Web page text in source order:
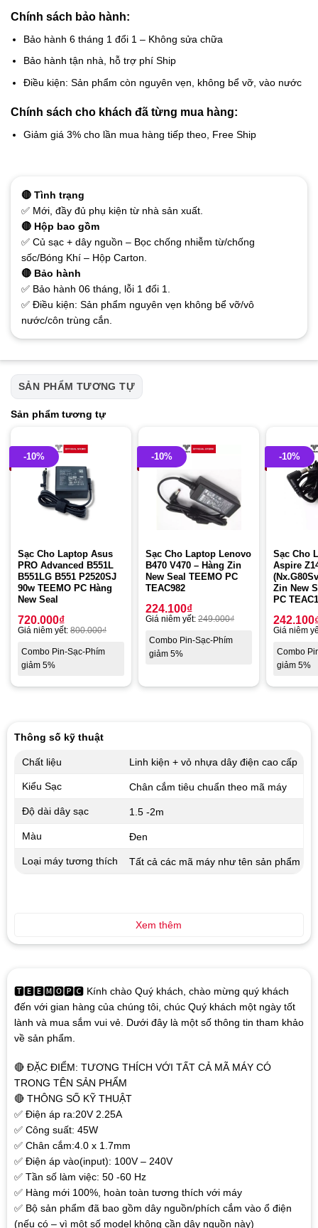
Chính sách bảo hành:
Bảo hành 6 tháng 1 đổi 1 – Không sửa chữa
Bảo hành tận nhà, hỗ trợ phí Ship
Điều kiện: Sản phẩm còn nguyên vẹn, không bể vỡ, vào nước
Chính sách cho khách đã từng mua hàng:
Giảm giá 3% cho lần mua hàng tiếp theo, Free Ship
🔴 Tình trạng
✅ Mới, đầy đủ phụ kiện từ nhà sản xuất.
🔴 Hộp bao gồm
✅ Củ sạc + dây nguồn – Bọc chống nhiễm từ/chống
sốc/Bóng Khí – Hộp Carton.
🔴 Bảo hành
✅ Bảo hành 06 tháng, lỗi 1 đổi 1.
✅ Điều kiện: Sản phẩm nguyên vẹn không bể vỡ/vô
nước/côn trùng cắn.
SẢN PHẨM TƯƠNG TỰ
Sản phẩm tương tự
-10%
Sạc Cho Laptop Asus
PRO Advanced B551L
B551LG B551 P2520SJ
90w TEEMO PC Hàng
New Seal
720.000₫
Giá niêm yết: 800.000₫
Combo Pin-Sạc-Phím
giảm 5%
-10%
Sạc Cho Laptop Lenovo
B470 V470 – Hàng Zin
New Seal TEEMO PC
TEAC982
224.100₫
Giá niêm yết: 249.000₫
Combo Pin-Sạc-Phím
giảm 5%
-10%
Sạc Cho
Aspire
Zin New
PC
242.100
Giá niêm
Combo
giảm 5%
🆃🅴🅴🅼🅾🅿🅲 Kính chào Quý khách, chào mừng quý khách
đến với gian hàng của chúng tôi, chúc Quý khách một ngày tốt
lành và mua sắm vui vẻ. Dưới đây là một số thông tin tham khảo
về sản phẩm.
🔴 ĐẶC ĐIỂM: TƯƠNG THÍCH VỚI TẤT CẢ MÃ MÁY CÓ
TRONG TÊN SẢN PHẨM
🔴 THÔNG SỐ KỸ THUẬT
✅ Điện áp ra:20V 2.25A
✅ Công suất: 45W
✅ Chân cắm:4.0 x 1.7mm
✅ Điện áp vào(input): 100V – 240V
✅ Tần số làm việc: 50 -60 Hz
✅ Hàng mới 100%, hoàn toàn tương thích với máy
✅ Bộ sản phẩm đã bao gồm dây nguồn/phích cắm vào ổ điện
(nếu có – vì một số model không cần dây nguồn này)
Thông số kỹ thuật
Chất liệu Linh kiện + vỏ nhựa dây điện cao cấp
Kiểu Sạc Chân cắm tiêu chuẩn theo mã máy
Độ dài dây sạc 1.5 -2m
Màu Đen
Loại máy tương thích Tất cả các mã máy như tên sản phẩm
Xem thêm